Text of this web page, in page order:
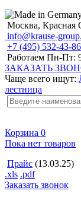
Москва, Красная
info@krause-
+7 (495) 532-43-86
Работаем Пн-Пт:
ЗАКАЗАТЬ
Чаще всего ищут:
лестница
Корзина 0
Пока нет товаров
Прайс (13.03.25)
.xls .pdf
Заказать звонок